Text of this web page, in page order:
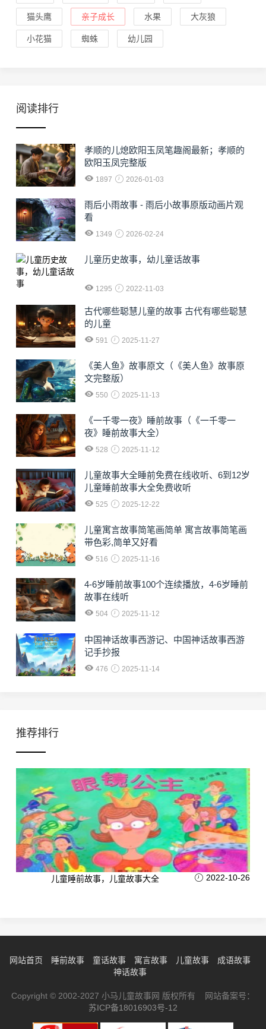
猫头鹰 亲子成长 水果 大灰狼
小花猫 蜘蛛 幼儿园
阅读排行
孝顺的儿熄欧阳玉凤笔趣阁最新；孝顺的
欧阳玉凤完整版
1897 2026-01-03
雨后小雨故事 - 雨后小故事原版动画片观
看
1349 2026-02-24
儿童历史故事，幼儿童话故事
1295 2022-11-03
古代哪些聪慧儿童的故事 古代有哪些聪慧
的儿童
591 2025-11-27
《美人鱼》故事原文（《美人鱼》故事原
文完整版）
550 2025-11-13
《一千零一夜》睡前故事（《一千零一
夜》睡前故事大全）
528 2025-11-12
儿童故事大全睡前免费在线收听、6到12岁
儿童睡前故事大全免费收听
525 2025-12-22
儿童寓言故事简笔画简单 寓言故事简笔画
带色彩,简单又好看
516 2025-11-16
4-6岁睡前故事100个连续播放，4-6岁睡前
故事在线听
504 2025-11-12
中国神话故事西游记、中国神话故事西游
记手抄报
476 2025-11-14
推荐排行
儿童睡前故事，儿童故事大全 2022-10-26
网站首页 睡前故事 童话故事 寓言故事 儿童故事
成语故事
神话故事
Copyright © 2002-2027 小马儿童故事网 版权所有 网站备案号：
苏ICP备18016903号-12